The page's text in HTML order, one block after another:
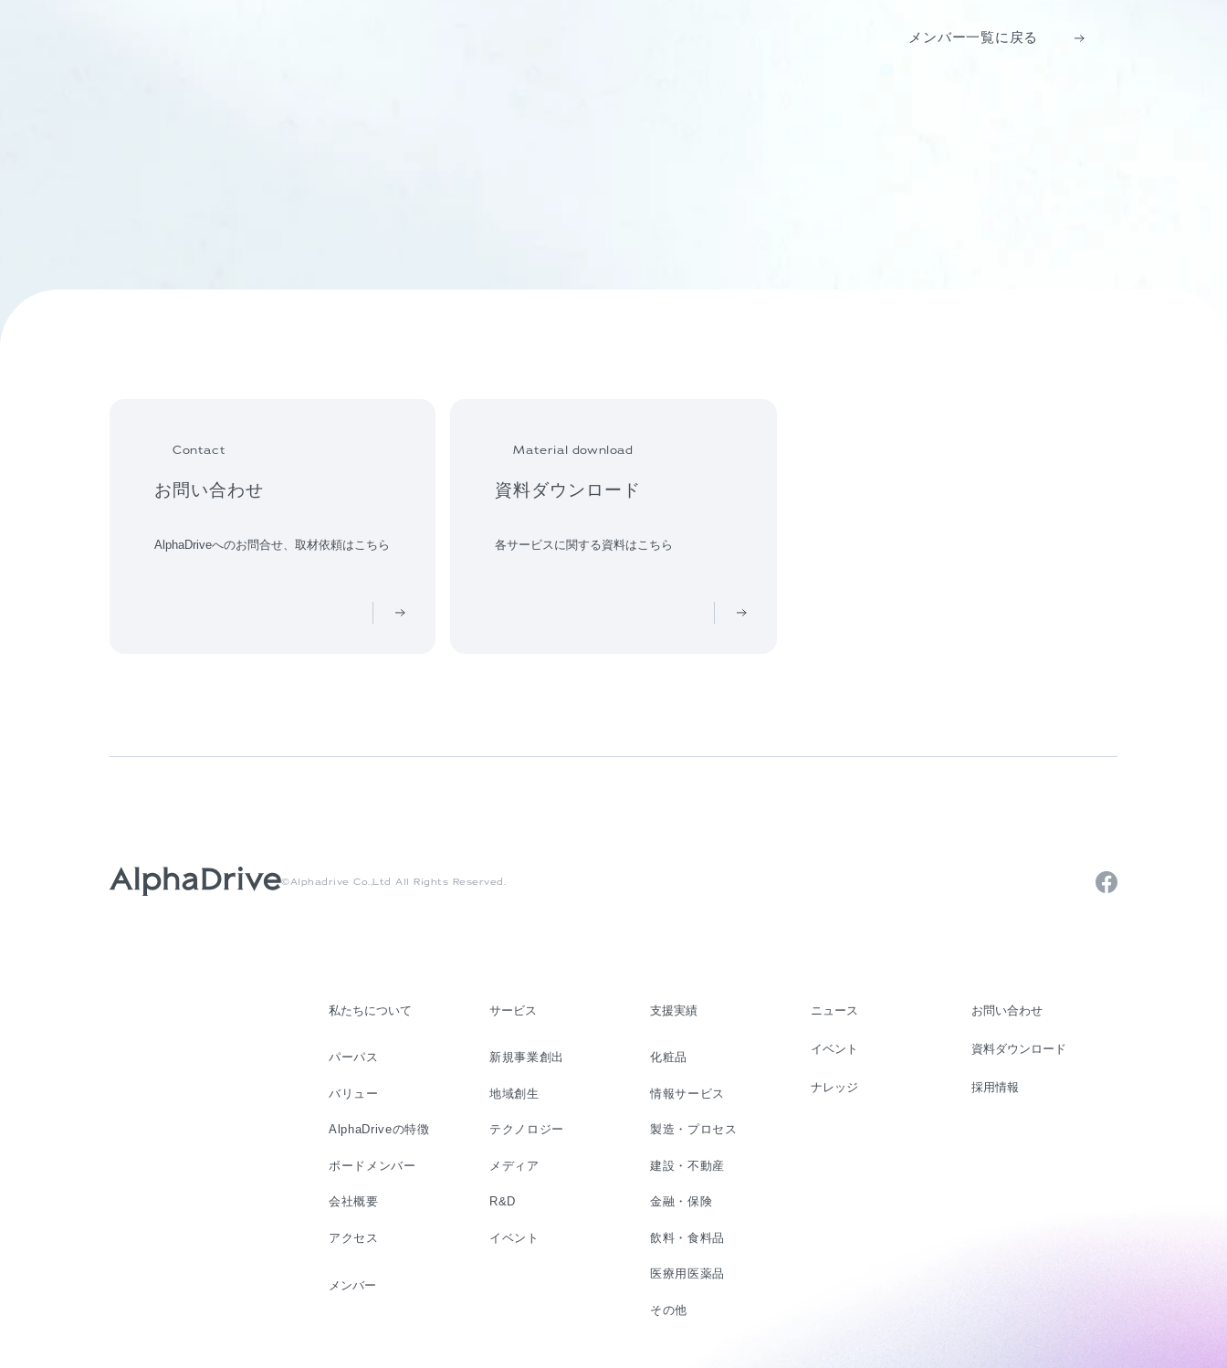
メンバー一覧に戻る
Contact
お問い合わせ
AlphaDriveへのお問合せ、取材依頼はこちら
Material download
資料ダウンロード
各サービスに関する資料はこちら
©Alphadrive Co.,Ltd All Rights Reserved.
私たちについて
パーパス
バリュー
AlphaDriveの特徴
ボードメンバー
会社概要
アクセス
メンバー
サービス
新規事業創出
地域創生
テクノロジー
メディア
R&D
イベント
支援実績
化粧品
情報サービス
製造・プロセス
建設・不動産
金融・保険
飲料・食料品
医療用医薬品
その他
ニュース
イベント
ナレッジ
お問い合わせ
資料ダウンロード
採用情報